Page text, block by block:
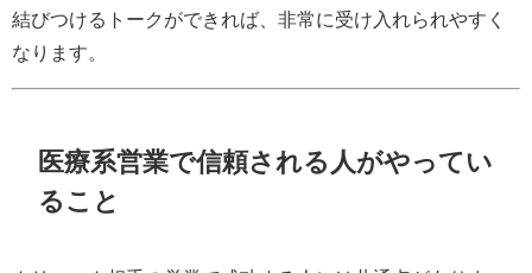
結びつけるトークができれば、非常に受け入れられやすく
なります。
医療系営業で信頼される人がやってい
ること